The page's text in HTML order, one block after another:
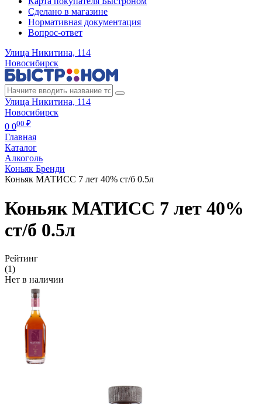
Сделано в магазине
Нормативная документация
Вопрос-ответ
Улица Никитина, 114
Новосибирск
Улица Никитина, 114
Новосибирск
0 000 ₽
Главная
Каталог
Алкоголь
Коньяк Бренди
Коньяк МАТИСС 7 лет 40% ст/б 0.5л
Коньяк МАТИСС 7 лет 40%
ст/б 0.5л
Рейтинг
(1)
Нет в наличии